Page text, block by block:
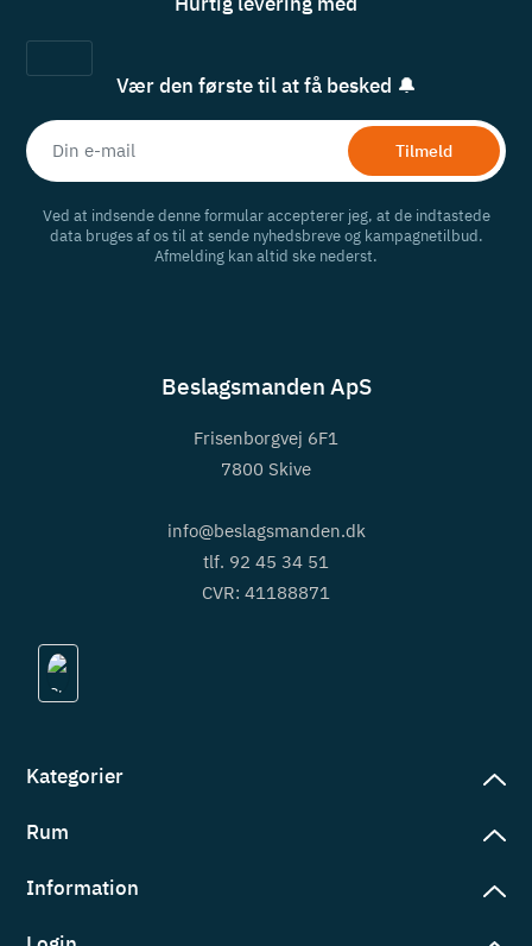
Vær den første til at få besked 🔔
Tilmeld
Ved at indsende denne formular accepterer jeg, at de indtastede
data bruges af os til at sende nyhedsbreve og kampagnetilbud.
Afmelding kan altid ske nederst.
Beslagsmanden ApS
Frisenborgvej 6F1
7800 Skive
info@beslagsmanden.dk
tlf. 92 45 34 51
CVR: 41188871
Kategorier
Rum
Information